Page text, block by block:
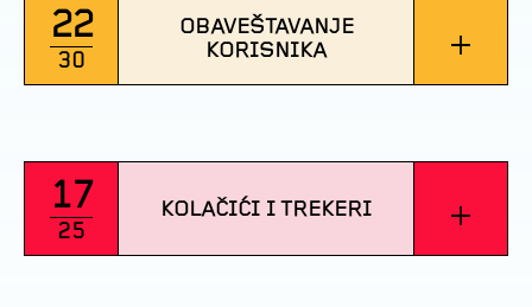
22
30
OBAVEŠTAVANJE
KORISNIKA
+
17
25
KOLAČIĆI I TREKERI +